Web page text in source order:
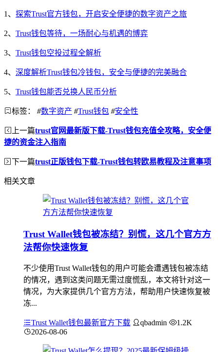
1、 探索Trust官方钱包，开启安全便捷的数字资产之旅
2、 Trust钱包等待，一场耐心与机遇的博弈
3、 Trust钱包空投过程全解析
4、 深度解析Trust钱包冷钱包，安全与便捷的完美融合
5、 Trust钱包能否兑换人民币分析
标签： #数字资产 #Trust钱包 #安全性
上一篇trust官网最新版下载-Trust钱包充值全攻略，安全便
捷的资金注入指南
下一篇trust正版钱包下载-Trust钱包转欧易教程及注意事项
相关文章
Trust Wallet钱包被冻结？别慌，这几个官方方
法帮你快速恢复
不少使用Trust Wallet钱包的用户可能会遭遇钱包被冻结
的情况，遇到这类问题无需过度慌乱，本文将针对这一
情况，为大家提供几个官方方法，帮助用户快速恢复被
冻...
Trust Wallet钱包最新官方下载 qbadmin
1.2K
2026-08-06